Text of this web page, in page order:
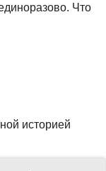
Что
историей